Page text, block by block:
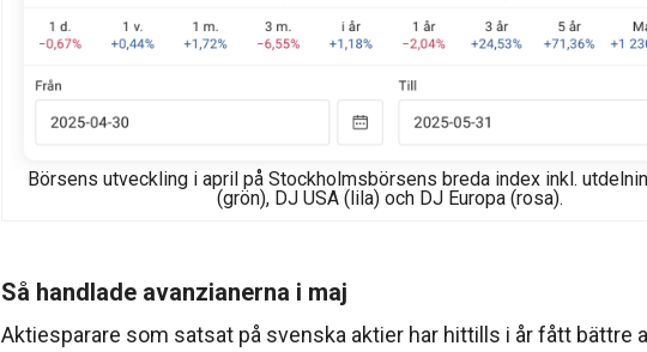
Börsens utveckling i april på Stockholmsbörsens breda index inkl.
(grön), DJ USA (lila) och DJ Europa (rosa).
Så handlade avanzianerna i maj
Aktiesparare som satsat på svenska aktier har hittills i år fått bättre